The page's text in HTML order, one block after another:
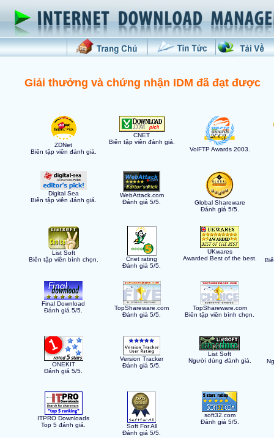
Giải thưởng và chứng nhận IDM đã đạt được
ZDNet
Biên tập viên đánh giá.
CNET
Biên tập viên đánh giá.
VolFTP Awards 2003.
Digital Sea
Biên tập viên đánh giá.
WebAttack.com
Đánh giá 5/5.
Global Shareware
Đánh giá 5/5.
List Soft
Biên tập viên bình chọn.
Cnet rating
Đánh giá 5/5.
UKwares
Awarded Best of the best.
Final Download
Đánh giá 5/5.
TopShareware.com
Đánh giá 5/5.
TopShareware.com
Biên tập viên bình chọn.
ONEKIT
Đánh giá 5/5.
Version Tracker
Đánh giá 5/5.
List Soft
Người dùng đánh giá.
ITPRO Downloads
Top 5 đánh giá.
Soft For All
Đánh giá 5/5.
soft32.com
Đánh giá 5/5.